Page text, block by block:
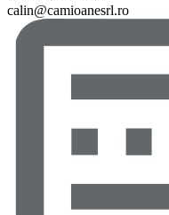
calin@camioanesrl.ro